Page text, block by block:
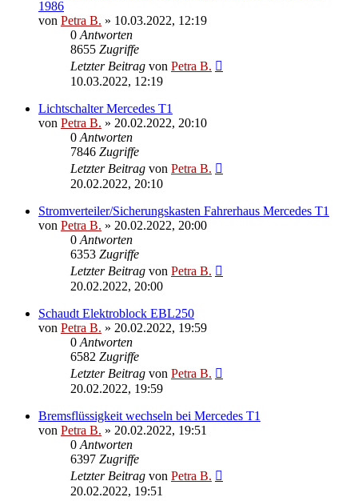
1986
von Petra B. » 10.03.2022, 12:19
0 Antworten
8655 Zugriffe
Letzter Beitrag von Petra B.
10.03.2022, 12:19
Lichtschalter Mercedes T1
von Petra B. » 20.02.2022, 20:10
0 Antworten
7846 Zugriffe
Letzter Beitrag von Petra B.
20.02.2022, 20:10
Stromverteiler/Sicherungskasten Fahrerhaus Mercedes T1
von Petra B. » 20.02.2022, 20:00
0 Antworten
6353 Zugriffe
Letzter Beitrag von Petra B.
20.02.2022, 20:00
Schaudt Elektroblock EBL250
von Petra B. » 20.02.2022, 19:59
0 Antworten
6582 Zugriffe
Letzter Beitrag von Petra B.
20.02.2022, 19:59
Bremsflüssigkeit wechseln bei Mercedes T1
von Petra B. » 20.02.2022, 19:51
0 Antworten
6397 Zugriffe
Letzter Beitrag von Petra B.
20.02.2022, 19:51